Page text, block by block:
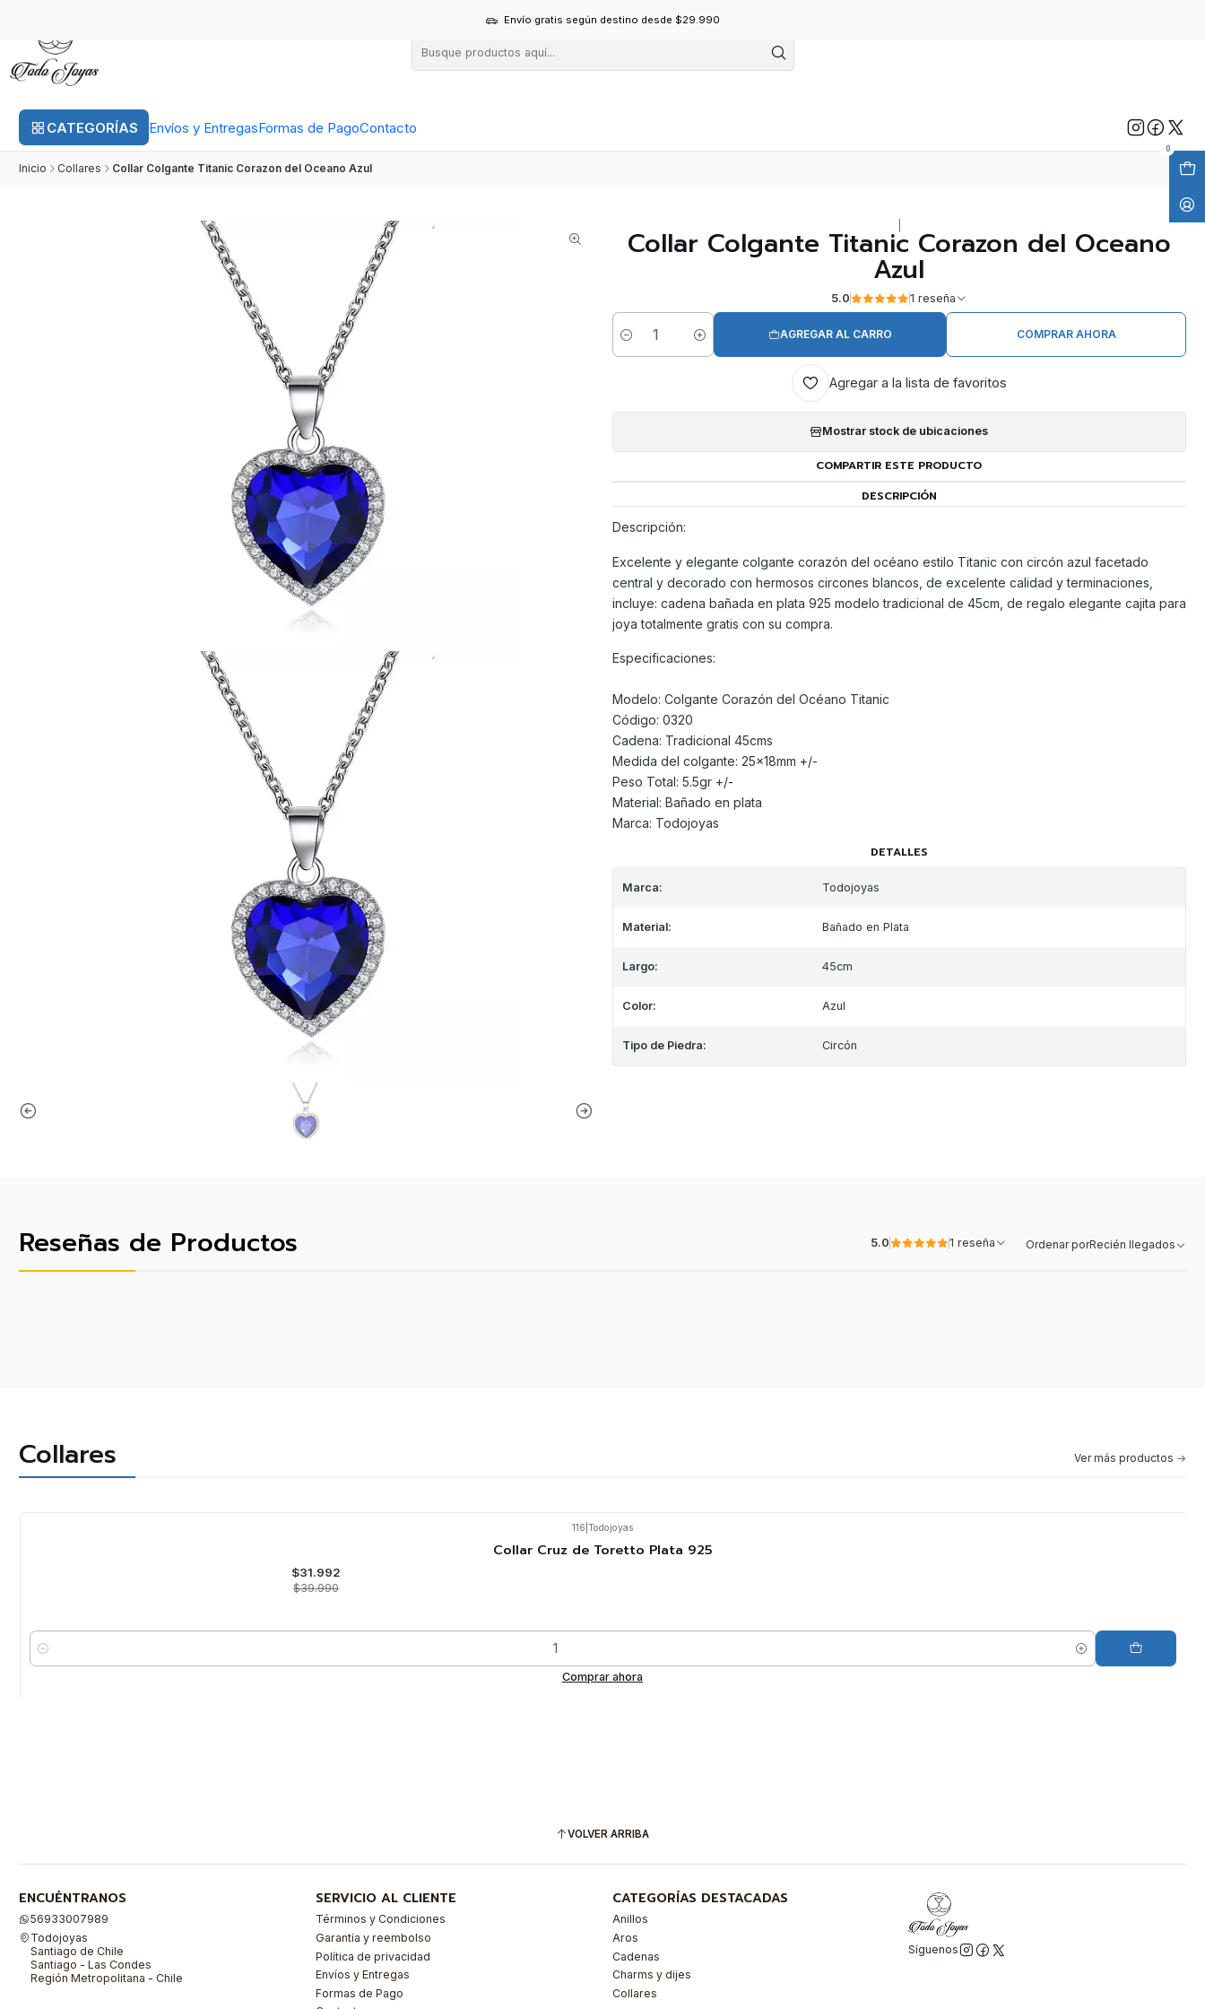
CATEGORÍAS Envíos y EntregasFormas de PagoContacto
0
Envío gratis según destino desde $29.990
Inicio Collares Collar Colgante Titanic Corazon del Oceano Azul
Collar Colgante Titanic Corazon del Oceano
Azul
5.0 1 reseña
Cantidad
AGREGAR AL CARRO COMPRAR AHORA
Agregar a la lista de favoritos
Mostrar stock de ubicaciones
COMPARTIR ESTE PRODUCTO
DESCRIPCIÓN
Descripción:
Excelente y elegante colgante corazón del océano estilo Titanic con circón azul facetado
central y decorado con hermosos circones blancos, de excelente calidad y terminaciones,
incluye: cadena bañada en plata 925 modelo tradicional de 45cm, de regalo elegante cajita para
joya totalmente gratis con su compra.
Especificaciones:
Modelo: Colgante Corazón del Océano Titanic
Código: 0320
Cadena: Tradicional 45cms
Medida del colgante: 25x18mm +/-
Peso Total: 5.5gr +/-
Material: Bañado en plata
Marca: Todojoyas
DETALLES
Marca: Todojoyas
Material: Bañado en Plata
Largo: 45cm
Color: Azul
Tipo de Piedra: Circón
Reseñas de Productos 5.0 1 reseña Ordenar porRecién llegados
Collares Ver más productos
116 Todojoyas
Collar Cruz de Toretto Plata 925
$31.992
$39.990
Cantidad
Comprar ahora
VOLVER ARRIBA
ENCUÉNTRANOS
56933007989
Todojoyas
Santiago de Chile
Santiago - Las Condes
Región Metropolitana - Chile
SERVICIO AL CLIENTE
Términos y Condiciones
Garantía y reembolso
Política de privacidad
Envíos y Entregas
Formas de Pago
CATEGORÍAS DESTACADAS
Anillos
Aros
Cadenas
Charms y dijes
Collares
Síguenos